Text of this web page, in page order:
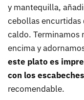
y mantequilla,
cebollas encurtidas
caldo.
encima y
este plato es
con los
recomendable.